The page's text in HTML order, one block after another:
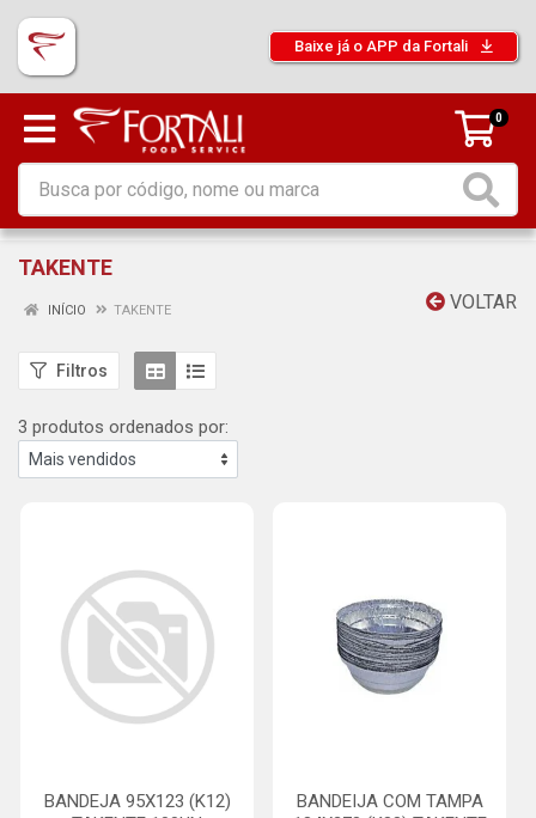
Baixe já o APP da Fortali
0
TAKENTE
VOLTAR
INÍCIO TAKENTE
Filtros
3 produtos ordenados por:
BANDEJA 95X123 (K12)
BANDEIJA COM TAMPA